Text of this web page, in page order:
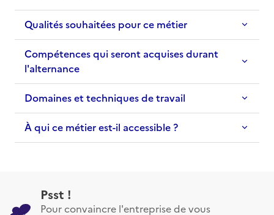
Qualités souhaitées pour ce métier
Compétences qui seront acquises durant
l'alternance
Domaines et techniques de travail
À qui ce métier est-il accessible ?
Psst !
Pour convaincre l'entreprise de vous